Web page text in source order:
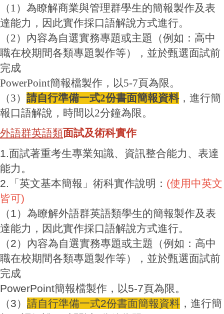
（1）為瞭解商業與管理群學生的簡報製作及表
達能力，因此實作採口語解說方式進行。
（2）內容為自選實務專題或主題（例如：高中
職在校期間各類專題製作等），並於甄選面試前
完成
PowerPoint簡報檔製作，以5-7頁為限。
（3） 請自行準備一式2份書面簡報資料，進行簡
報口語解說，時間以2分鐘為限。
外語群英語類面試及術科實作
1.面試著重考生專業知識、資訊整合能力、表達
能力。
2.「英文基本簡報」術科實作說明： (使用中英文
皆可)
（1）為瞭解外語群英語類學生的簡報製作及表
達能力，因此實作採口語解說方式進行。
（2）內容為自選實務專題或主題（例如：高中
職在校期間各類專題製作等），並於甄選面試前
完成
PowerPoint簡報檔製作，以5-7頁為限。
（3） 請自行準備一式2份書面簡報資料 ，進行簡